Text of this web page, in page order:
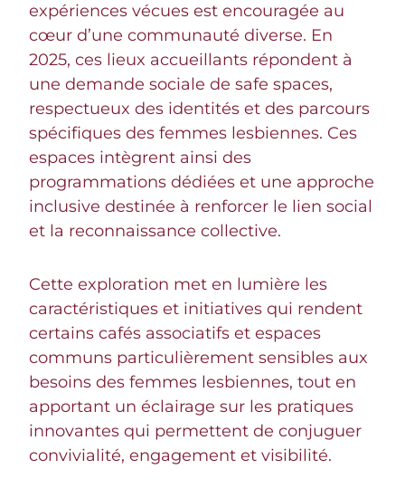
expériences vécues est encouragée au
cœur d’une communauté diverse. En
2025, ces lieux accueillants répondent à
une demande sociale de safe spaces,
respectueux des identités et des parcours
spécifiques des femmes lesbiennes. Ces
espaces intègrent ainsi des
programmations dédiées et une approche
inclusive destinée à renforcer le lien social
et la reconnaissance collective.
Cette exploration met en lumière les
caractéristiques et initiatives qui rendent
certains cafés associatifs et espaces
communs particulièrement sensibles aux
besoins des femmes lesbiennes, tout en
apportant un éclairage sur les pratiques
innovantes qui permettent de conjuguer
convivialité, engagement et visibilité.